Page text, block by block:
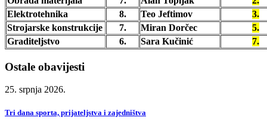
Elektrotehnika
8. Teo Jeftimov
3.
Strojarske konstrukcije
7. Miran Dorčec
5.
Graditeljstvo
6. Sara Kučinić 7.
Ostale obavijesti
25. srpnja 2026.
Tri dana sporta, prijateljstva i zajedništva